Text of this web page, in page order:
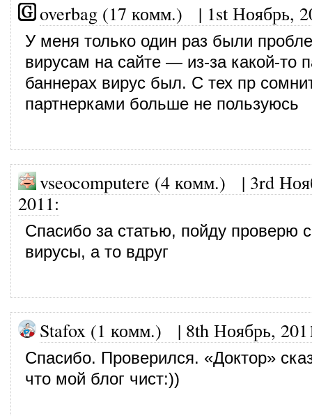
overbag (17 комм.) | 1st Ноябрь,
У меня только один раз были
вирусам на сайте — из-за какой-то
баннерах вирус был. С тех пр
партнерками больше не пользуюсь
vseocomputere (4 комм.) | 3rd
2011:
Спасибо за статью, пойду проверю
вирусы, а то вдруг
Stafox (1 комм.) | 8th Ноябрь,
Спасибо. Проверился. «Доктор»
что мой блог чист:))